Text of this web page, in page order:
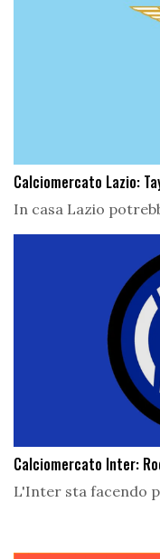
Calciomercato Lazio:
In casa Lazio
Calciomercato Inter:
L'Inter sta facendo